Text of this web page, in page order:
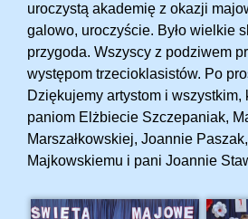
uroczystą akademię z okazji
galowo, uroczyście. Było wielkie
przygoda. Wszyscy z podziwem
występom trzecioklasistów. Po
Dziękujemy artystom i wszystkim,
paniom Elżbiecie Szczepaniak,
Marszałkowskiej, Joannie
Majkowskiemu i pani Joannie